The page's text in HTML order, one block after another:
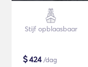
Stijf opblaasbaar
$424/dag